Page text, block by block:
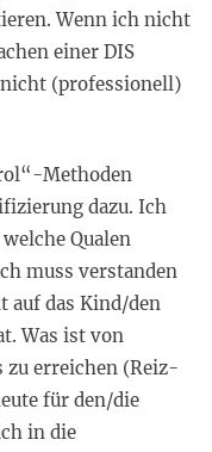
Wenn ich nicht
einer DIS
(professionell)
Methoden
dazu. Ich
Qualen
muss verstanden
auf das Kind/den
Was ist von
zu erreichen (Reiz-
für den/die
in die